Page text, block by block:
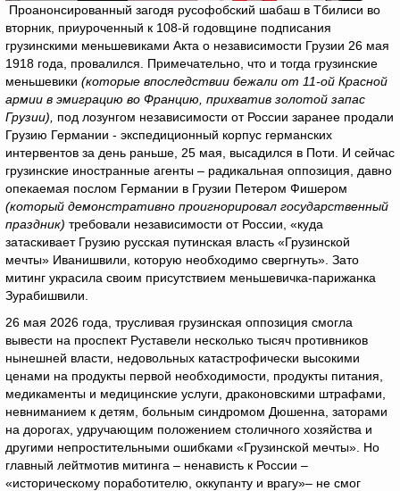
Проанонсированный загодя русофобский шабаш в Тбилиси во
вторник, приуроченный к 108-й годовщине подписания
грузинскими меньшевиками Акта о независимости Грузии 26 мая
1918 года, провалился. Примечательно, что и тогда грузинские
меньшевики (которые впоследствии бежали от 11-ой Красной
армии в эмиграцию во Францию, прихватив золотой запас
Грузии),
под лозунгом независимости от России заранее продали
Грузию Германии - экспедиционный корпус германских
интервентов за день раньше, 25 мая, высадился в Поти. И сейчас
грузинские иностранные агенты – радикальная оппозиция, давно
опекаемая послом Германии в Грузии Петером Фишером
(который демонстративно проигнорировал государственный
праздник) требовали независимости от России, «куда
затаскивает Грузию русская путинская власть «Грузинской
мечты» Иванишвили, которую необходимо свергнуть». Зато
митинг украсила своим присутствием меньшевичка-парижанка
Зурабишвили.
26 мая 2026 года, трусливая грузинская оппозиция смогла
вывести на проспект Руставели несколько тысяч противников
нынешней власти, недовольных катастрофически высокими
ценами на продукты первой необходимости, продукты питания,
медикаменты и медицинские услуги, драконовскими штрафами,
невниманием к детям, больным синдромом Дюшенна, заторами
на дорогах, удручающим положением столичного хозяйства и
другими непростительными ошибками «Грузинской мечты». Но
главный лейтмотив митинга – ненависть к России –
«историческому поработителю, оккупанту и врагу»– не смог